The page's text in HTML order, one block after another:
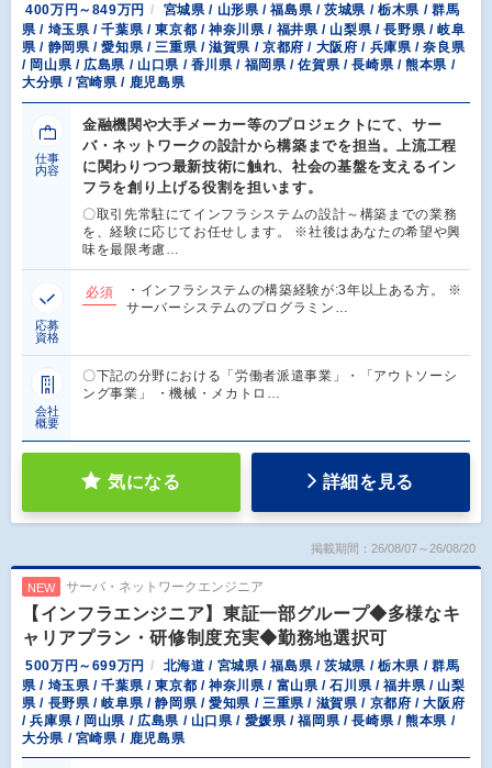
400万円～849万円
宮城県 / 山形県 / 福島県 / 茨城県 / 栃木県 / 群馬
県 / 埼玉県 / 千葉県 / 東京都 / 神奈川県 / 福井県 / 山梨県 / 長野県 / 岐阜
県 / 静岡県 / 愛知県 / 三重県 / 滋賀県 / 京都府 / 大阪府 / 兵庫県 / 奈良県
/ 岡山県 / 広島県 / 山口県 / 香川県 / 福岡県 / 佐賀県 / 長崎県 / 熊本県 /
大分県 / 宮崎県 / 鹿児島県
仕事
内容
金融機関や大手メーカー等のプロジェクトにて、サー
バ・ネットワークの設計から構築までを担当。上流工程
に関わりつつ最新技術に触れ、社会の基盤を支えるイン
フラを創り上げる役割を担います。
〇取引先常駐にてインフラシステムの設計～構築までの業務
を、経験に応じてお任せします。 ※社後はあなたの希望や興
味を最限考慮…
応募
資格
必須
・インフラシステムの構築経験が:3年以上ある方。 ※
サーバーシステムのプログラミン…
会社
概要
〇下記の分野における「労働者派遣事業」・「アウトソーシ
ング事業」 ・機械・メカトロ…
気になる 詳細を見る
掲載期間：26/08/07～26/08/20
NEW サーバ・ネットワークエンジニア
【インフラエンジニア】東証一部グループ◆多様なキ
ャリアプラン・研修制度充実◆勤務地選択可
500万円～699万円
北海道 / 宮城県 / 福島県 / 茨城県 / 栃木県 / 群馬
県 / 埼玉県 / 千葉県 / 東京都 / 神奈川県 / 富山県 / 石川県 / 福井県 / 山梨
県 / 長野県 / 岐阜県 / 静岡県 / 愛知県 / 三重県 / 滋賀県 / 京都府 / 大阪府
/ 兵庫県 / 岡山県 / 広島県 / 山口県 / 愛媛県 / 福岡県 / 長崎県 / 熊本県 /
大分県 / 宮崎県 / 鹿児島県